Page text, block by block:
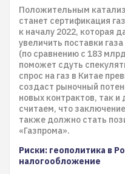
Положительным
станет сертификация
к началу 2022, которая
увеличить поставки
(по сравнению с 183
поможет сдуть
спрос на газ в Китае
создаст рыночный
новых контрактов, так
считаем, что
также должно стать
«Газпрома».
Риски: геополитика в
налогообложение